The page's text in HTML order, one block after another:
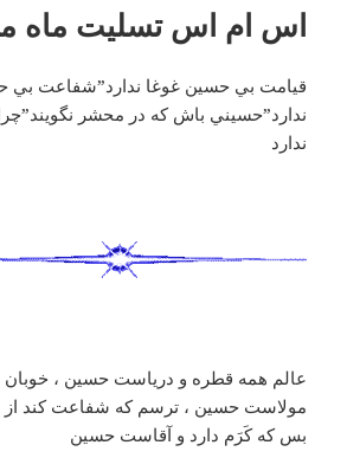
اس ام اس تسلیت ماه
قيامت بي حسين غوغا ندارد”شفاعت بي
ندارد”حسيني باش كه در محشر
ندارد
عالم همه قطره و درياست حسين ، خوبان
مولاست حسين ، ترسم كه شفاعت كند از
بس كه كَرَم دارد و آقاست حسين